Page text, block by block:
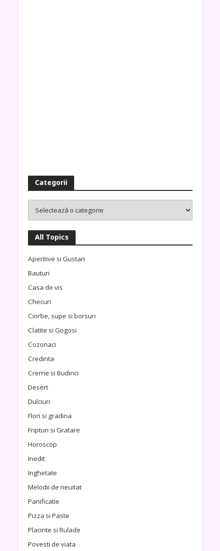
Categorii
All Topics
Aperitive si Gustari
Bauturi
Casa de vis
Checuri
Ciorbe, supe si borsuri
Clatite si Gogosi
Cozonaci
Credinta
Creme si Budinci
Desert
Dulciuri
Flori si gradina
Fripturi si Gratare
Horoscop
Inedit
Inghetate
Melodii de neuitat
Panificatie
Pizza si Paste
Placinte si Rulade
Povesti de viata